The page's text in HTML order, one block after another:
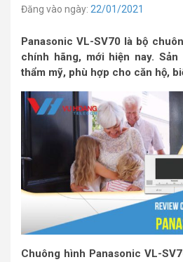
Đăng vào ngày: 22/01/2021
Panasonic VL-SV70 là bộ
chính hãng, mới hiện nay.
thẩm mỹ, phù hợp cho căn hộ,
Chuông hình Panasonic VL-